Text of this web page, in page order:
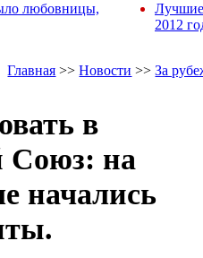
любовницы,
Лучшие
2012
Главная >>Новости >>За
в
Союз: на
начались